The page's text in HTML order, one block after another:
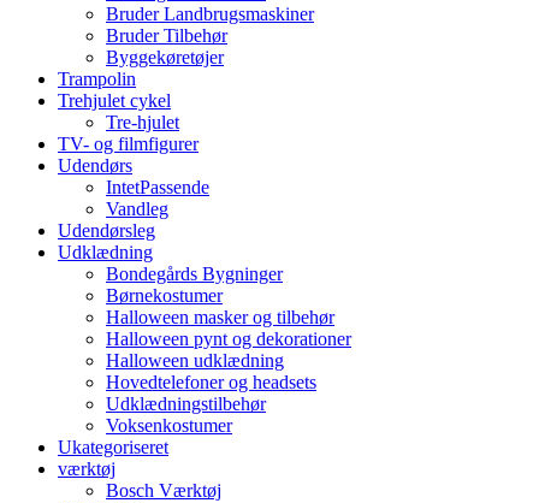
Bruder Landbrugsmaskiner
Bruder Tilbehør
Byggekøretøjer
Trampolin
Trehjulet cykel
Tre-hjulet
TV- og filmfigurer
Udendørs
IntetPassende
Vandleg
Udendørsleg
Udklædning
Bondegårds Bygninger
Børnekostumer
Halloween masker og tilbehør
Halloween pynt og dekorationer
Halloween udklædning
Hovedtelefoner og headsets
Udklædningstilbehør
Voksenkostumer
Ukategoriseret
værktøj
Bosch Værktøj